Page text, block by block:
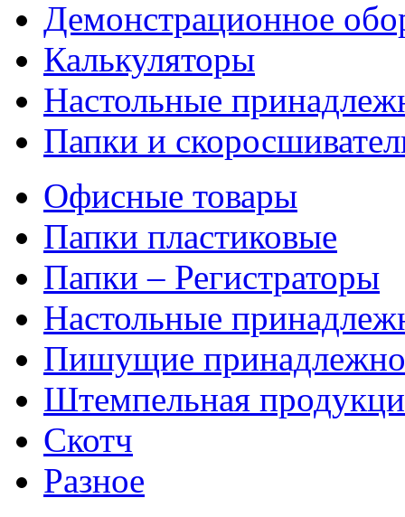
Демонстрационное
Калькуляторы
Настольные
Папки и
Офисные товары
Папки пластиковые
Папки – Регистраторы
Настольные
Пишущие
Штемпельная
Скотч
Разное